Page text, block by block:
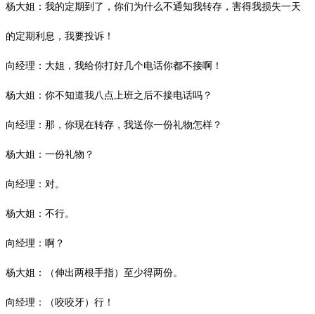
杨大姐：我的定期到了，你们为什么不通知我转存，害得我损失一天
的定期利息，我要投诉！
向经理：大姐，我给你打好几个电话你都不接啊！
杨大姐：你不知道我八点上班之后不接电话吗？
向经理：那，你现在转存，我送你一份礼物怎样？
杨大姐：一份礼物？
向经理：对。
杨大姐：不行。
向经理：啊？
杨大姐：（伸出两根手指）至少得两份。
向经理：（咬咬牙）行！